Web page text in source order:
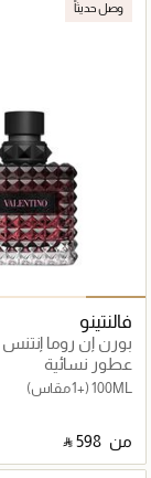
وصل حديثاً
فالنتينو
بورن إن روما إنتنس
عطور نسائية
100ML (+1 مقاس)
من ‎ ⃁ ⁦598⁩ ‎